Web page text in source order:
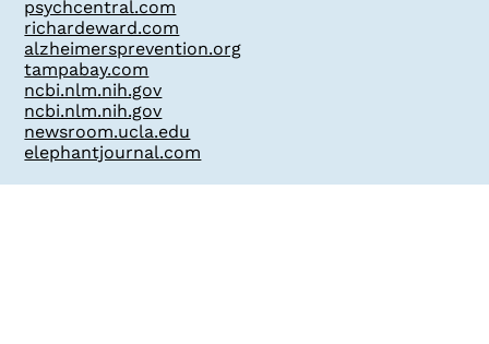
psychcentral.com
richardeward.com
alzheimersprevention.org
tampabay.com
ncbi.nlm.nih.gov
ncbi.nlm.nih.gov
newsroom.ucla.edu
elephantjournal.com